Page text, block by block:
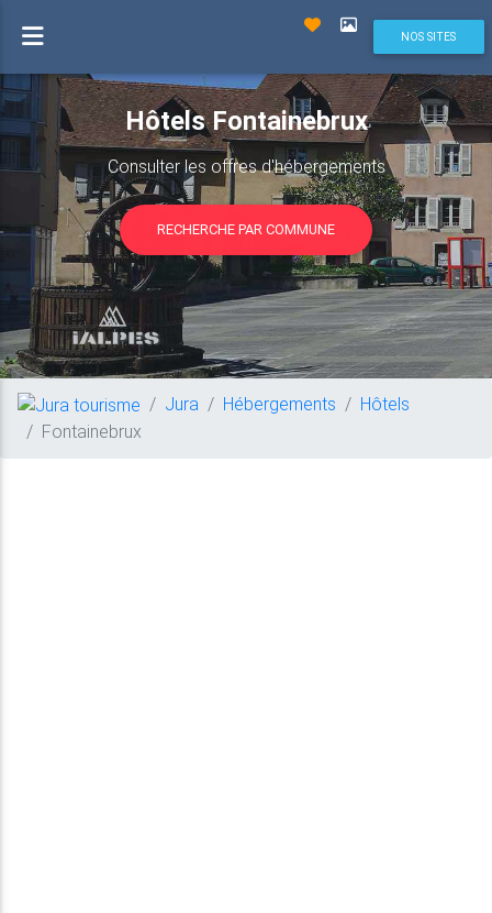
NOS SITES
Hôtels Fontainebrux
Consulter les offres d'hébergements
RECHERCHE PAR COMMUNE
Jura Hébergements
Hôtels
Fontainebrux